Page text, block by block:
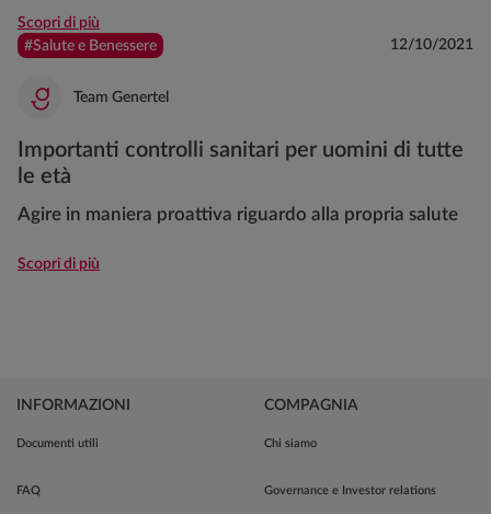
Scopri di più
#Salute e Benessere
12/10/2021
Team Genertel
Importanti controlli sanitari per uomini di tutte
le età
Agire in maniera proattiva riguardo alla propria salute
Scopri di più
INFORMAZIONI
Documenti utili
FAQ
COMPAGNIA
Chi siamo
Governance e Investor relations